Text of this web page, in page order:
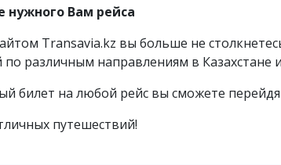
нужного Вам рейса
Transavia.kz вы больше не
различным направлениям в Казахстане
билет на любой рейс вы сможете перейдя
путешествий!